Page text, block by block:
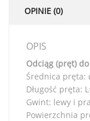
OPINIE (0)
OPIS
Odciąg (pręt)
Średnica pręta:
Długość pręta:
Gwint: lewy i
Powierzchnia